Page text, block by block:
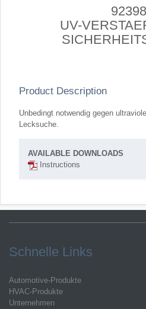
92398
UV-
Product Description
Unbedingt notwendig gegen
Lecksuche.
AVAILABLE DOWNLOADS
Instructions
Schnelle Links
Automotive-Produkte
HVAC-Produkte
Unternehmen